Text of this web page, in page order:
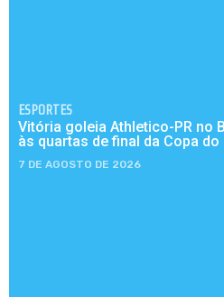
ESPORTES
Vitória goleia Athletico-PR no
às quartas de final da Copa do
7 DE AGOSTO DE 2026